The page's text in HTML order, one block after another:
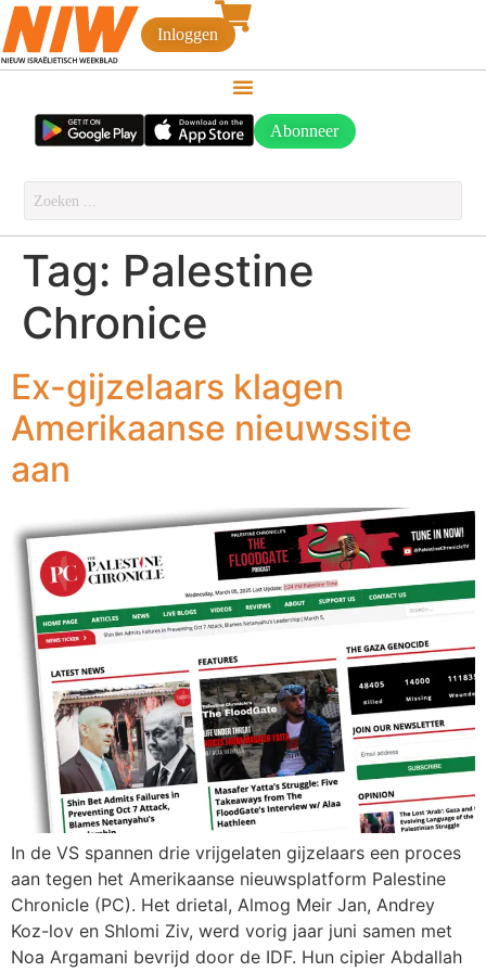
Inloggen
Abonneer
Tag: Palestine
Chronice
Ex-gijzelaars klagen
Amerikaanse nieuwssite
aan
In de VS spannen drie vrijgelaten gijzelaars een proces
aan tegen het Amerikaanse nieuwsplatform Palestine
Chronicle (PC). Het drietal, Almog Meir Jan, Andrey
Koz-lov en Shlomi Ziv, werd vorig jaar juni samen met
Noa Argamani bevrijd door de IDF. Hun cipier Abdallah